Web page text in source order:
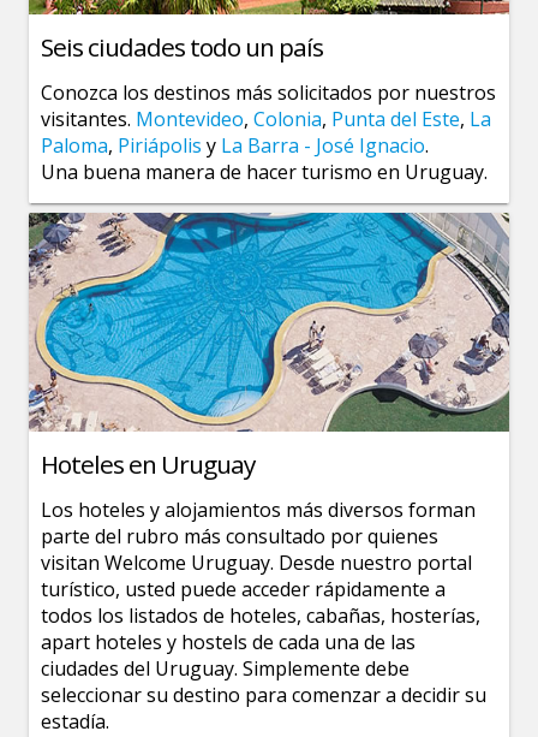
Seis ciudades todo un país
Conozca los destinos más solicitados por nuestros
visitantes. Montevideo, Colonia, Punta del Este, La
Paloma, Piriápolis y La Barra - José Ignacio.
Una buena manera de hacer turismo en Uruguay.
Hoteles en Uruguay
Los hoteles y alojamientos más diversos forman
parte del rubro más consultado por quienes
visitan Welcome Uruguay. Desde nuestro portal
turístico, usted puede acceder rápidamente a
todos los listados de hoteles, cabañas, hosterías,
apart hoteles y hostels de cada una de las
ciudades del Uruguay. Simplemente debe
seleccionar su destino para comenzar a decidir su
estadía.